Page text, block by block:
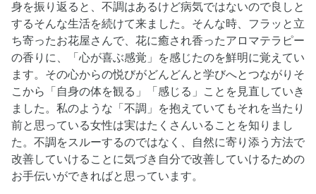
身を振り返ると、不調はあるけど病気ではないので良しと
するそんな生活を続けて来ました。そんな時、フラッと立
ち寄ったお花屋さんで、花に癒され香ったアロマテラピー
の香りに、「心が喜ぶ感覚」を感じたのを鮮明に覚えてい
ます。その心からの悦びがどんどんと学びへとつながりそ
こから「自身の体を観る」「感じる」ことを見直していき
ました。私のような「不調」を抱えていてもそれを当たり
前と思っている女性は実はたくさんいることを知りまし
た。不調をスルーするのではなく、自然に寄り添う方法で
改善していけることに気づき自分で改善していけるための
お手伝いができればと思っています。